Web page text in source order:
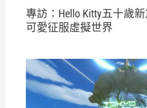
專訪：Hello Kitty五十歲
可愛征服虛擬世界